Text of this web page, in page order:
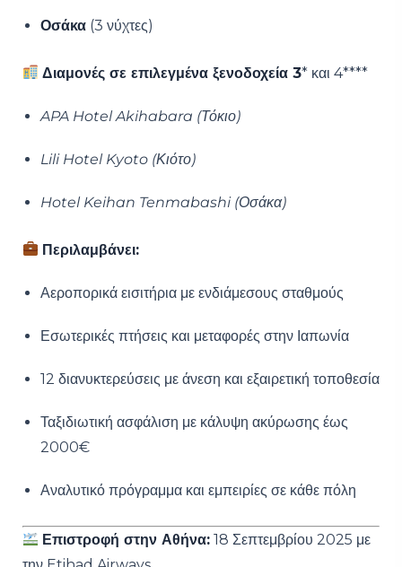
Οσάκα (3 νύχτες)
Διαμονές σε επιλεγμένα ξενοδοχεία 3* και 4****
APA Hotel Akihabara (Τόκιο)
Lili Hotel Kyoto (Κιότο)
Hotel Keihan Tenmabashi (Οσάκα)
Περιλαμβάνει:
Αεροπορικά εισιτήρια με ενδιάμεσους σταθμούς
Εσωτερικές πτήσεις και μεταφορές στην Ιαπωνία
12 διανυκτερεύσεις με άνεση και εξαιρετική τοποθεσία
Ταξιδιωτική ασφάλιση με κάλυψη ακύρωσης έως
2000€
Αναλυτικό πρόγραμμα και εμπειρίες σε κάθε πόλη
Επιστροφή στην Αθήνα: 18 Σεπτεμβρίου 2025 με